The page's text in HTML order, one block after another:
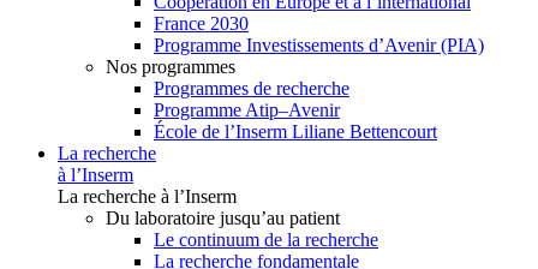
France 2030
Programme Investissements d’Avenir (PIA)
Nos programmes
Programmes de recherche
Programme Atip–Avenir
École de l’Inserm Liliane Bettencourt
La recherche
à l’Inserm
La recherche à l’Inserm
Du laboratoire jusqu’au patient
Le continuum de la recherche
La recherche fondamentale